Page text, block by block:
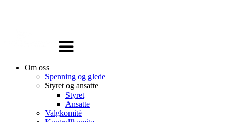
navigasjon
Om oss
Spenning og glede
Styret og ansatte
Styret
Ansatte
Valgkomitè